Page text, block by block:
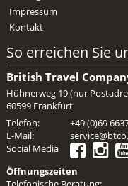
Mietwagen & Verkehr
Reiseversicherung
Unterkünfte
Zimmer
Impressum
Kontakt
So erreichen Sie
British Travel
Hühnerweg 19 (nur
60599 Frankfurt
Telefon:
+49 (0)69
E-Mail:
Social Media
Öffnungszeiten